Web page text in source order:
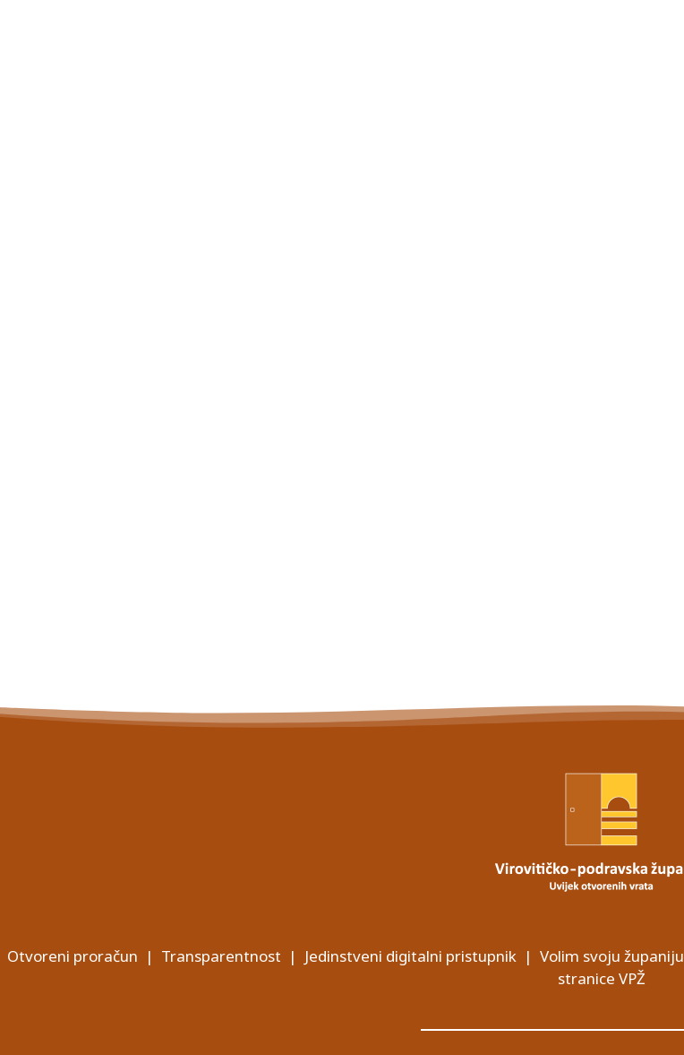
Otvoreni proračun | Transparentnost | Jedinstveni digitalni pristupnik| Volim svoju županiju
stranice VPŽ